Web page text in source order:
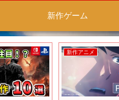
新作ゲーム
新作アニメ